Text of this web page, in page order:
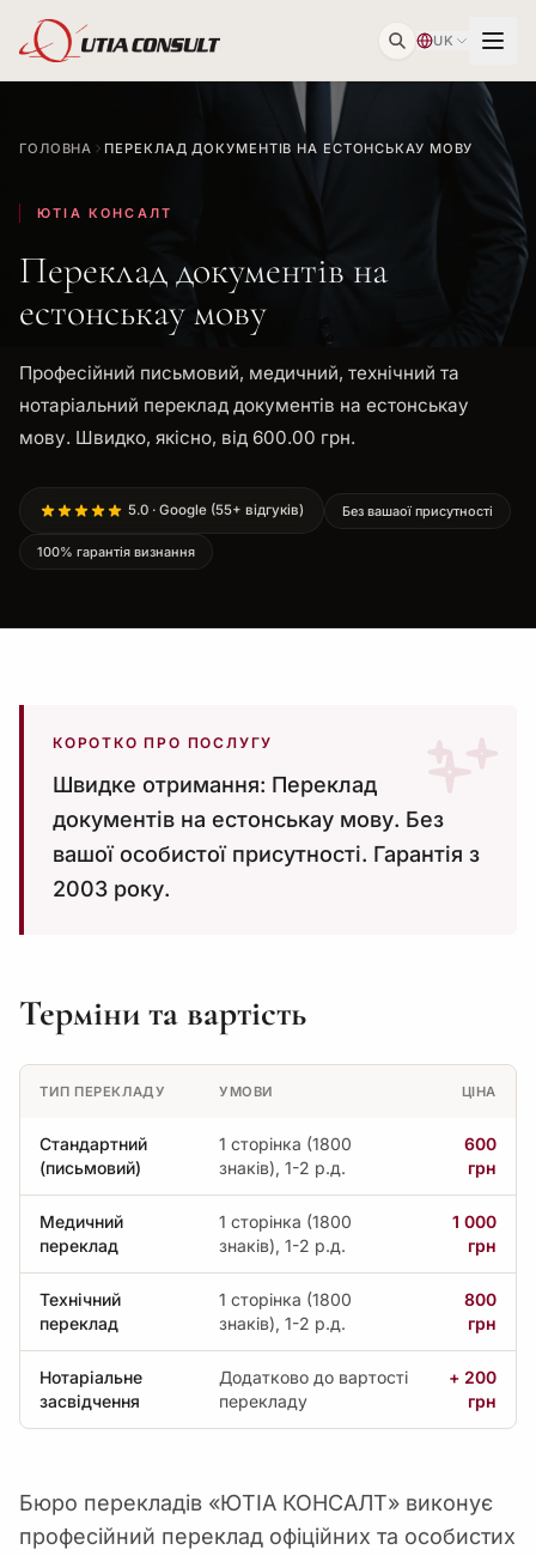
UK
ГОЛОВНА ПЕРЕКЛАД ДОКУМЕНТІВ НА ЕСТОНСЬКАУ МОВУ
ЮТІА КОНСАЛТ
Переклад документів на
естонськау мову
Професійний письмовий, медичний, технічний та
нотаріальний переклад документів на естонськау
мову. Швидко, якісно, від 600.00 грн.
5.0 · Google (55+ відгуків) Без вашаої присутності
100% гарантія визнання
КОРОТКО ПРО ПОСЛУГУ
Швидке отримання: Переклад
документів на естонськау мову. Без
вашої особистої присутності. Гарантія з
2003 року.
Терміни та вартість
ТИП ПЕРЕКЛАДУ УМОВИ ЦІНА
Стандартний
(письмовий)
1 сторінка (1800
знаків), 1-2 р.д.
600
грн
Медичний
переклад
1 сторінка (1800
знаків), 1-2 р.д.
1 000
грн
Технічний
переклад
1 сторінка (1800
знаків), 1-2 р.д.
800
грн
Нотаріальне
засвідчення
Додатково до вартості
перекладу
+ 200
грн
Бюро перекладів «ЮТІА КОНСАЛТ» виконує
професійний переклад офіційних та особистих